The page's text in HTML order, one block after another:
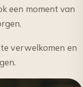
een moment van
verwelkomen en